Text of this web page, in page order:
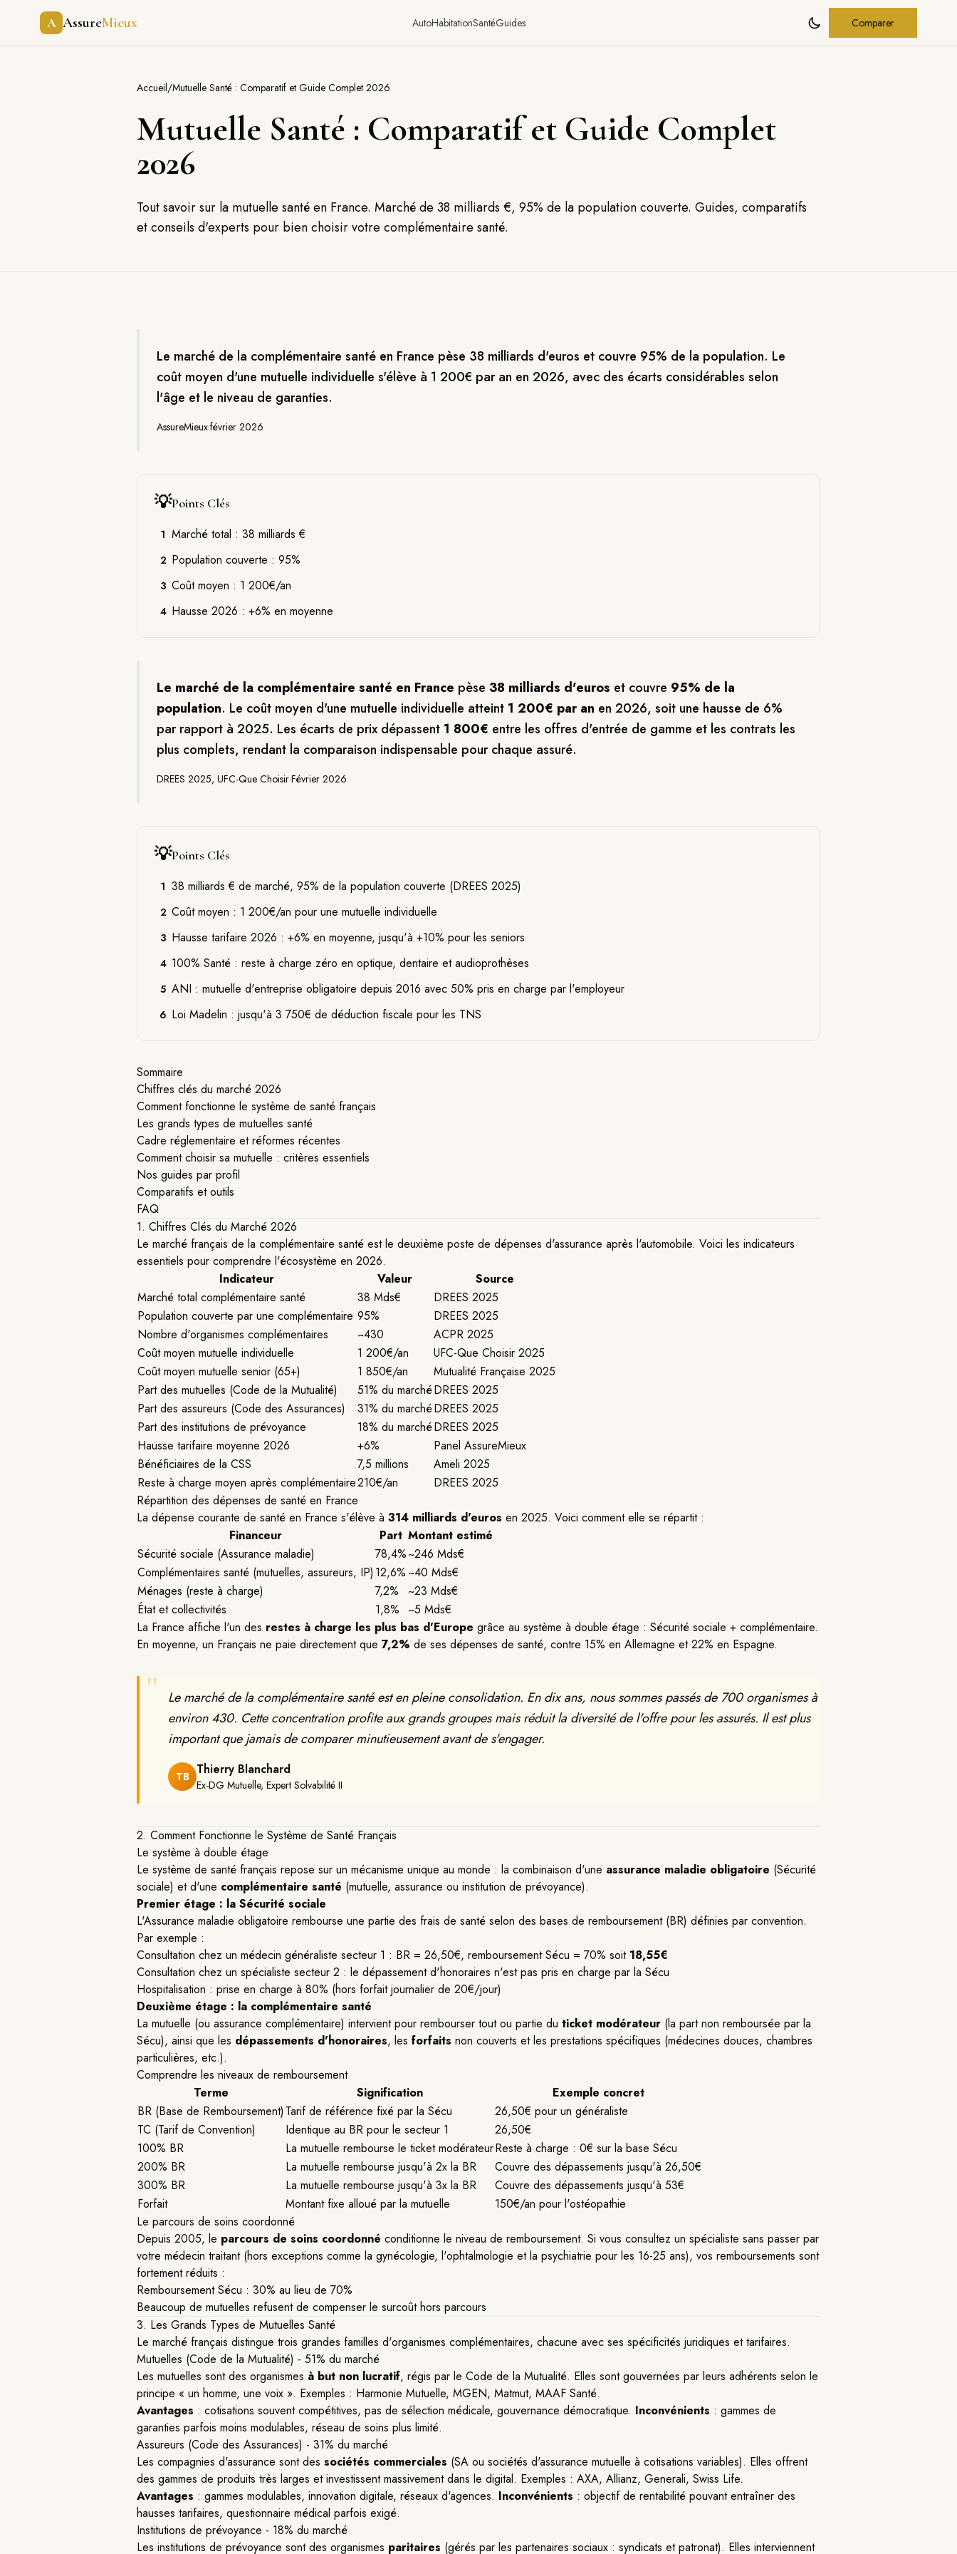
A AssureMieux AutoHabitationSantéGuides Comparer
Accueil/Mutuelle Santé : Comparatif et Guide Complet 2026
Mutuelle Santé : Comparatif et Guide Complet
2026
Tout savoir sur la mutuelle santé en France. Marché de 38 milliards €, 95% de la population couverte. Guides, comparatifs
et conseils d'experts pour bien choisir votre complémentaire santé.
Le marché de la complémentaire santé en France pèse 38 milliards d'euros et couvre 95% de la population. Le
coût moyen d'une mutuelle individuelle s'élève à 1 200€ par an en 2026, avec des écarts considérables selon
l'âge et le niveau de garanties.
AssureMieux·février 2026
💡Points Clés
1 Marché total : 38 milliards €
2 Population couverte : 95%
3 Coût moyen : 1 200€/an
4 Hausse 2026 : +6% en moyenne
Le marché de la complémentaire santé en France pèse 38 milliards d'euros et couvre 95% de la
population. Le coût moyen d'une mutuelle individuelle atteint 1 200€ par an en 2026, soit une hausse de 6%
par rapport à 2025. Les écarts de prix dépassent 1 800€ entre les offres d'entrée de gamme et les contrats les
plus complets, rendant la comparaison indispensable pour chaque assuré.
DREES 2025, UFC-Que Choisir·Février 2026
💡Points Clés
1 38 milliards € de marché, 95% de la population couverte (DREES 2025)
2 Coût moyen : 1 200€/an pour une mutuelle individuelle
3 Hausse tarifaire 2026 : +6% en moyenne, jusqu'à +10% pour les seniors
4 100% Santé : reste à charge zéro en optique, dentaire et audioprothèses
5 ANI : mutuelle d'entreprise obligatoire depuis 2016 avec 50% pris en charge par l'employeur
6 Loi Madelin : jusqu'à 3 750€ de déduction fiscale pour les TNS
Sommaire
Chiffres clés du marché 2026
Comment fonctionne le système de santé français
Les grands types de mutuelles santé
Cadre réglementaire et réformes récentes
Comment choisir sa mutuelle : critères essentiels
Nos guides par profil
Comparatifs et outils
FAQ
1. Chiffres Clés du Marché 2026
Le marché français de la complémentaire santé est le deuxième poste de dépenses d'assurance après l'automobile. Voici les indicateurs
essentiels pour comprendre l'écosystème en 2026.
Indicateur
Valeur
Source
Marché total complémentaire santé
38 Mds€
DREES 2025
Population couverte par une complémentaire 95%
DREES 2025
Nombre d'organismes complémentaires
~430
ACPR 2025
Coût moyen mutuelle individuelle
1 200€/an
UFC-Que Choisir 2025
Coût moyen mutuelle senior (65+)
1 850€/an
Mutualité Française 2025
Part des mutuelles (Code de la Mutualité)
51% du marchéDREES 2025
Part des assureurs (Code des Assurances)
31% du marchéDREES 2025
Part des institutions de prévoyance
18% du marchéDREES 2025
Hausse tarifaire moyenne 2026
+6%
Panel AssureMieux
Bénéficiaires de la CSS
7,5 millions
Ameli 2025
Reste à charge moyen après complémentaire210€/an
DREES 2025
Répartition des dépenses de santé en France
La dépense courante de santé en France s'élève à 314 milliards d'euros en 2025. Voici comment elle se répartit :
Financeur
Part Montant estimé
Sécurité sociale (Assurance maladie)
78,4%~246 Mds€
Complémentaires santé (mutuelles, assureurs, IP) 12,6% ~40 Mds€
Ménages (reste à charge)
7,2%
~23 Mds€
État et collectivités
1,8%
~5 Mds€
La France affiche l'un des restes à charge les plus bas d'Europe grâce au système à double étage : Sécurité sociale + complémentaire.
En moyenne, un Français ne paie directement que 7,2% de ses dépenses de santé, contre 15% en Allemagne et 22% en Espagne.
"
Le marché de la complémentaire santé est en pleine consolidation. En dix ans, nous sommes passés de 700 organismes à
environ 430. Cette concentration profite aux grands groupes mais réduit la diversité de l'offre pour les assurés. Il est plus
important que jamais de comparer minutieusement avant de s'engager.
TB Thierry Blanchard
Ex-DG Mutuelle, Expert Solvabilité II
2. Comment Fonctionne le Système de Santé Français
Le système à double étage
Le système de santé français repose sur un mécanisme unique au monde : la combinaison d'une assurance maladie obligatoire (Sécurité
sociale) et d'une complémentaire santé (mutuelle, assurance ou institution de prévoyance).
Premier étage : la Sécurité sociale
L'Assurance maladie obligatoire rembourse une partie des frais de santé selon des bases de remboursement (BR) définies par convention.
Par exemple :
Consultation chez un médecin généraliste secteur 1 : BR = 26,50€, remboursement Sécu = 70% soit 18,55€
Consultation chez un spécialiste secteur 2 : le dépassement d'honoraires n'est pas pris en charge par la Sécu
Hospitalisation : prise en charge à 80% (hors forfait journalier de 20€/jour)
Deuxième étage : la complémentaire santé
La mutuelle (ou assurance complémentaire) intervient pour rembourser tout ou partie du ticket modérateur (la part non remboursée par la
Sécu), ainsi que les dépassements d'honoraires, les forfaits non couverts et les prestations spécifiques (médecines douces, chambres
particulières, etc.).
Comprendre les niveaux de remboursement
Terme
Signification
Exemple concret
BR (Base de Remboursement) Tarif de référence fixé par la Sécu
26,50€ pour un généraliste
TC (Tarif de Convention)
Identique au BR pour le secteur 1
26,50€
100% BR
La mutuelle rembourse le ticket modérateurReste à charge : 0€ sur la base Sécu
200% BR
La mutuelle rembourse jusqu'à 2x la BR
Couvre des dépassements jusqu'à 26,50€
300% BR
La mutuelle rembourse jusqu'à 3x la BR
Couvre des dépassements jusqu'à 53€
Forfait
Montant fixe alloué par la mutuelle
150€/an pour l'ostéopathie
Le parcours de soins coordonné
Depuis 2005, le parcours de soins coordonné conditionne le niveau de remboursement. Si vous consultez un spécialiste sans passer par
votre médecin traitant (hors exceptions comme la gynécologie, l'ophtalmologie et la psychiatrie pour les 16-25 ans), vos remboursements sont
fortement réduits :
Remboursement Sécu : 30% au lieu de 70%
Beaucoup de mutuelles refusent de compenser le surcoût hors parcours
3. Les Grands Types de Mutuelles Santé
Le marché français distingue trois grandes familles d'organismes complémentaires, chacune avec ses spécificités juridiques et tarifaires.
Mutuelles (Code de la Mutualité) - 51% du marché
Les mutuelles sont des organismes à but non lucratif, régis par le Code de la Mutualité. Elles sont gouvernées par leurs adhérents selon le
principe « un homme, une voix ». Exemples : Harmonie Mutuelle, MGEN, Matmut, MAAF Santé.
Avantages : cotisations souvent compétitives, pas de sélection médicale, gouvernance démocratique. Inconvénients : gammes de
garanties parfois moins modulables, réseau de soins plus limité.
Assureurs (Code des Assurances) - 31% du marché
Les compagnies d'assurance sont des sociétés commerciales (SA ou sociétés d'assurance mutuelle à cotisations variables). Elles offrent
des gammes de produits très larges et investissent massivement dans le digital. Exemples : AXA, Allianz, Generali, Swiss Life.
Avantages : gammes modulables, innovation digitale, réseaux d'agences. Inconvénients : objectif de rentabilité pouvant entraîner des
hausses tarifaires, questionnaire médical parfois exigé.
Institutions de prévoyance - 18% du marché
Les institutions de prévoyance sont des organismes paritaires (gérés par les partenaires sociaux : syndicats et patronat). Elles interviennent